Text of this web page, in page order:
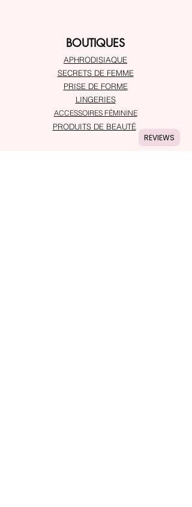
BOUTIQUES
APHRODISIAQUE
SECRETS DE FEMME
PRISE DE FORME
LINGERIES
ACCESSOIRES FÉMININE
PRODUITS DE BEAUTÉ
REVIEWS